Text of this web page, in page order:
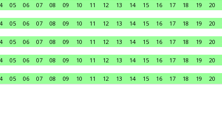
05 06 07 08 09 10 11 12 13 14 15 16 17 18 19 20
05 06 07 08 09 10 11 12 13 14 15 16 17 18 19 20
05 06 07 08 09 10 11 12 13 14 15 16 17 18 19 20
05 06 07 08 09 10 11 12 13 14 15 16 17 18 19 20
05 06 07 08 09 10 11 12 13 14 15 16 17 18 19 20